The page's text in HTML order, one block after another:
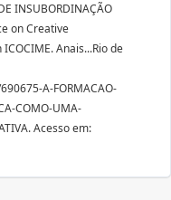
INSUBORDINAÇÃO
on Creative
Anais...Rio de
A-FORMACAO-
COMO-UMA-
Acesso em: